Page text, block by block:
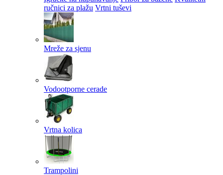
ručnici za plažu Vrtni tuševi
Mreže za sjenu
Vodootporne cerade
Vrtna kolica
Trampolini